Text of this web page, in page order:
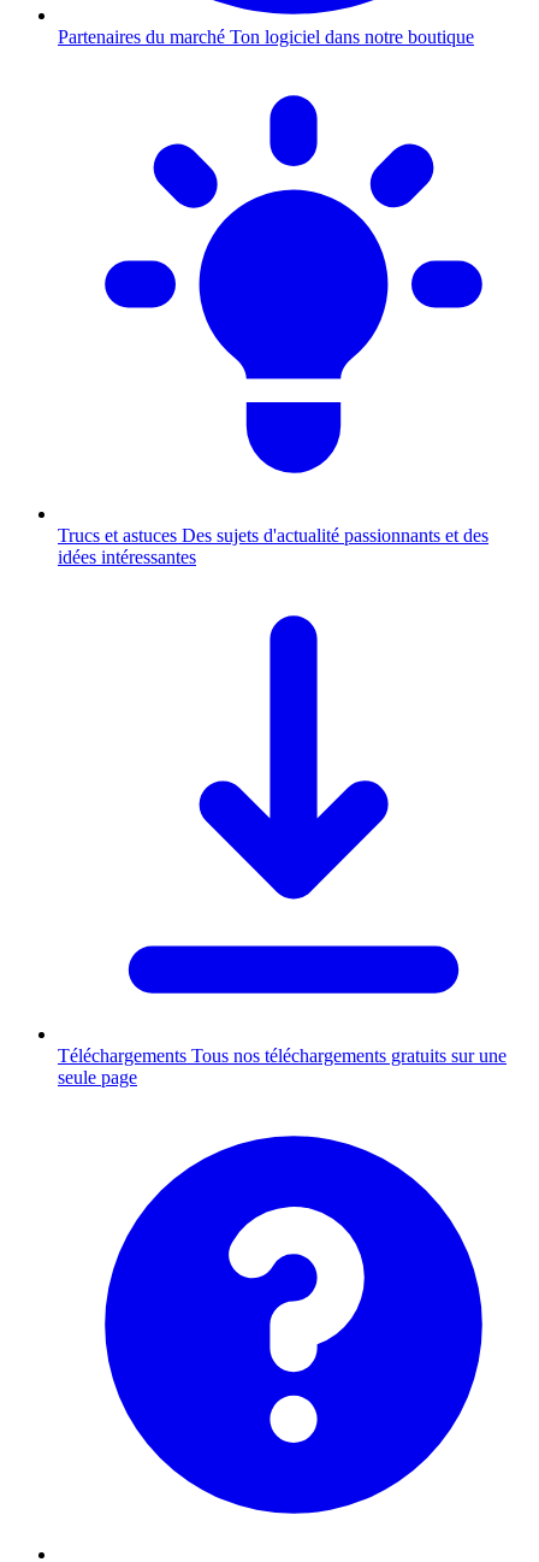
Partenaires du marché Ton logiciel dans notre boutique
Trucs et astuces Des sujets d'actualité passionnants et des
idées intéressantes
Téléchargements Tous nos téléchargements gratuits sur une
seule page